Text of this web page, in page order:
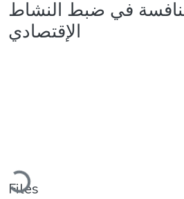
في ضبط النشاط
الإقتصادي
Files